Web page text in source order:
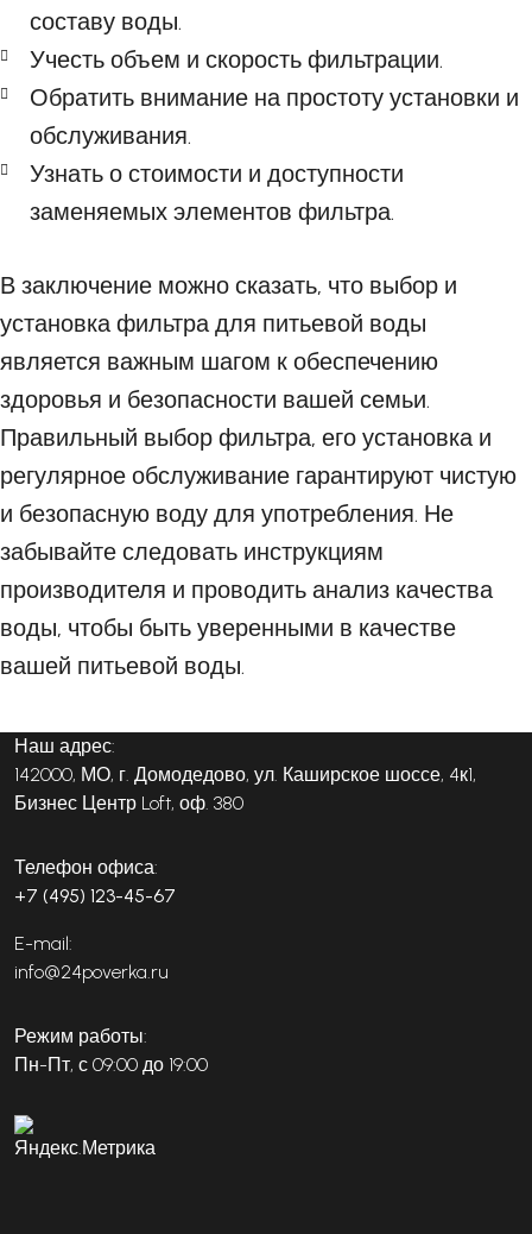
составу воды.
Учесть объем и скорость фильтрации.
Обратить внимание на простоту установки и
обслуживания.
Узнать о стоимости и доступности
заменяемых элементов фильтра.
В заключение можно сказать, что выбор и
установка фильтра для питьевой воды
является важным шагом к обеспечению
здоровья и безопасности вашей семьи.
Правильный выбор фильтра, его установка и
регулярное обслуживание гарантируют чистую
и безопасную воду для употребления. Не
забывайте следовать инструкциям
производителя и проводить анализ качества
воды, чтобы быть уверенными в качестве
вашей питьевой воды.
Наш адрес:
142000, МО, г. Домодедово, ул. Каширское шоссе, 4к1,
Бизнес Центр Loft, оф. 380
Телефон офиса:
+7 (495) 123-45-67
E-mail:
info@24poverka.ru
Режим работы:
Пн-Пт, с 09:00 до 19:00